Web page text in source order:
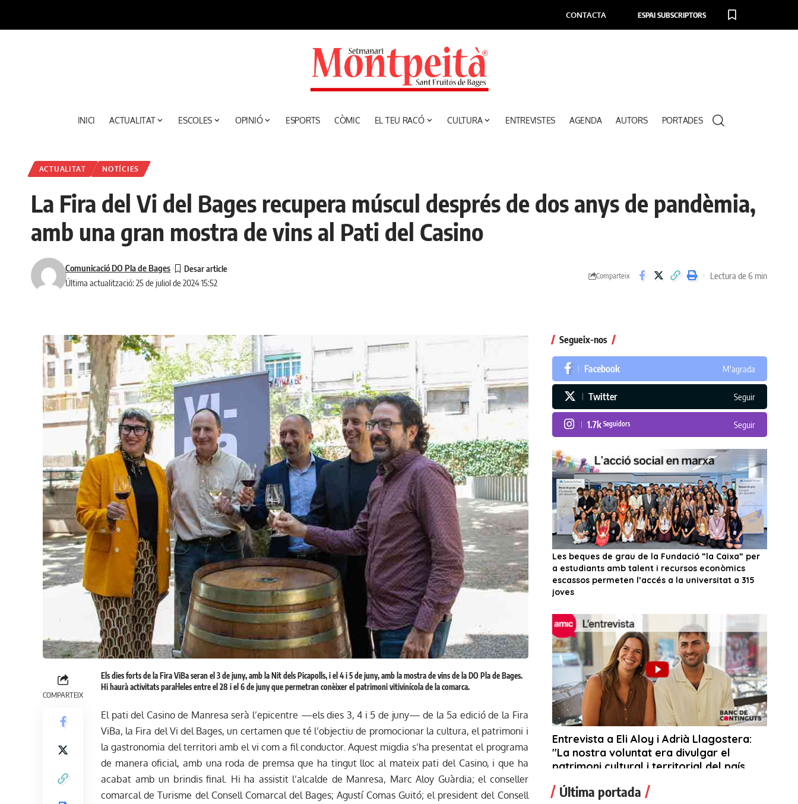
CONTACTA ESPAI SUBSCRIPTORS
INICI ACTUALITAT ESCOLES OPINIÓ ESPORTS CÒMIC EL TEU RACÓ CULTURA ENTREVISTES AGENDA AUTORS PORTADES
ACTUALITAT NOTÍCIES
La Fira del Vi del Bages recupera múscul després de dos anys de pandèmia,
amb una gran mostra de vins al Pati del Casino
Última actualització: 25 de juliol de 2024 15:52
Comunicació DO Pla de Bages
Comparteix Lectura de 6 min
COMPARTEIX
Els dies forts de la Fira ViBa seran el 3 de juny, amb la Nit dels Picapolls, i el 4 i 5 de juny, amb la mostra de vins de la DO Pla de Bages.
Hi haurà activitats paral·leles entre el 28 i el 6 de juny que permetran conèixer el patrimoni vitivinícola de la comarca.
El pati del Casino de Manresa serà l’epicentre —els dies 3, 4 i 5 de juny— de la 5a edició de la Fira
ViBa, la Fira del Vi del Bages, un certamen que té l’objectiu de promocionar la cultura, el patrimoni i
la gastronomia del territori amb el vi com a fil conductor. Aquest migdia s’ha presentat el programa
de manera oficial, amb una roda de premsa que ha tingut lloc al mateix pati del Casino, i que ha
acabat amb un brindis final. Hi ha assistit l’alcalde de Manresa, Marc Aloy Guàrdia; el conseller
comarcal de Turisme del Consell Comarcal del Bages; Agustí Comas Guitó; el president del Consell
Segueix-nos
Facebook M'agrada
Twitter Seguir
1.7k Seguidors Seguir
Última portada